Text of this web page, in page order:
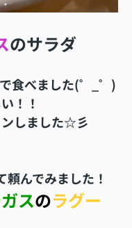
のサラダ
食べました(゜_゜)
！！
しました☆彡
んでみました！
スのラグー